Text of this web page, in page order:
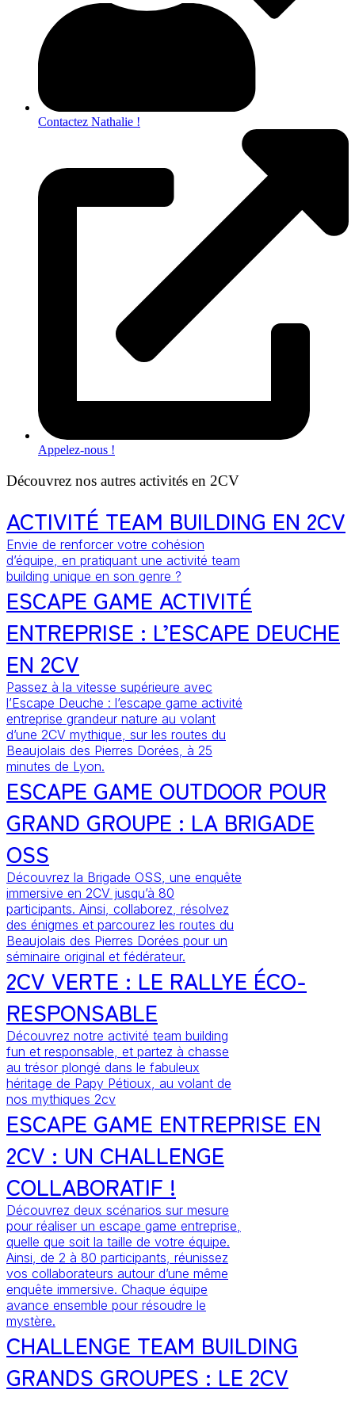
Contactez Nathalie !
Appelez-nous !
Découvrez nos autres activités en 2CV
ACTIVITÉ TEAM BUILDING EN 2CV
Envie de renforcer votre cohésion
d’équipe, en pratiquant une activité team
building unique en son genre ?
ESCAPE GAME ACTIVITÉ
ENTREPRISE : L’ESCAPE DEUCHE
EN 2CV
Passez à la vitesse supérieure avec
l’Escape Deuche : l’escape game activité
entreprise grandeur nature au volant
d’une 2CV mythique, sur les routes du
Beaujolais des Pierres Dorées, à 25
minutes de Lyon.
ESCAPE GAME OUTDOOR POUR
GRAND GROUPE : LA BRIGADE
OSS
Découvrez la Brigade OSS, une enquête
immersive en 2CV jusqu’à 80
participants. Ainsi, collaborez, résolvez
des énigmes et parcourez les routes du
Beaujolais des Pierres Dorées pour un
séminaire original et fédérateur.
2CV VERTE : LE RALLYE ÉCO-
RESPONSABLE
Découvrez notre activité team building
fun et responsable, et partez à chasse
au trésor plongé dans le fabuleux
héritage de Papy Pétioux, au volant de
nos mythiques 2cv
ESCAPE GAME ENTREPRISE EN
2CV : UN CHALLENGE
COLLABORATIF !
Découvrez deux scénarios sur mesure
pour réaliser un escape game entreprise,
quelle que soit la taille de votre équipe.
Ainsi, de 2 à 80 participants, réunissez
vos collaborateurs autour d’une même
enquête immersive. Chaque équipe
avance ensemble pour résoudre le
mystère.
CHALLENGE TEAM BUILDING
GRANDS GROUPES : LE 2CV